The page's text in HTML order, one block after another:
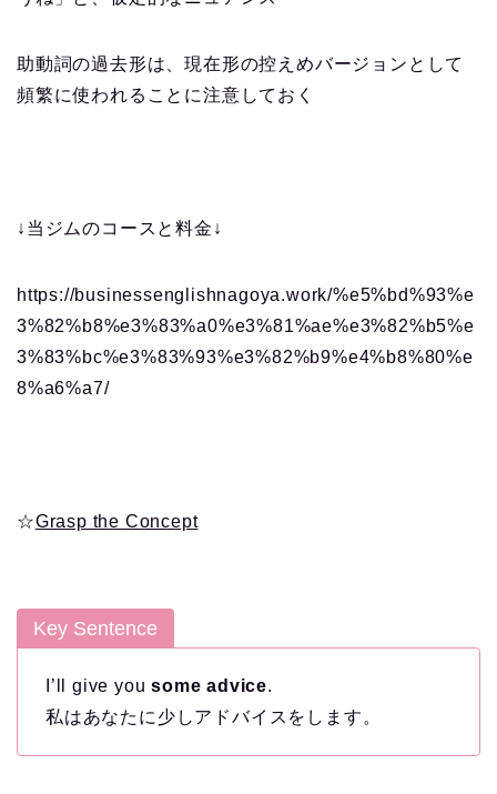
助動詞の過去形は、現在形の控えめバージョンとして
頻繁に使われることに注意しておく
↓当ジムのコースと料金↓
https://businessenglishnagoya.work/%e5%bd%93%e
3%82%b8%e3%83%a0%e3%81%ae%e3%82%b5%e
3%83%bc%e3%83%93%e3%82%b9%e4%b8%80%e
8%a6%a7/
☆Grasp the Concept
Key Sentence
I’ll give yousome advice.
私はあなたに少しアドバイスをします。